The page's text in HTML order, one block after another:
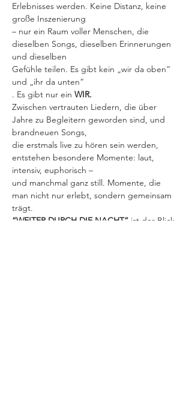
Erlebnisses werden. Keine Distanz, keine
große Inszenierung
– nur ein Raum voller Menschen, die
dieselben Songs, dieselben Erinnerungen
und dieselben
Gefühle teilen. Es gibt kein „wir da oben“
und „ihr da unten“
. Es gibt nur ein WIR.
Zwischen vertrauten Liedern, die über
Jahre zu Begleitern geworden sind, und
brandneuen Songs,
die erstmals live zu hören sein werden,
entstehen besondere Momente: laut,
intensiv, euphorisch –
und manchmal ganz still. Momente, die
man nicht nur erlebt, sondern gemeinsam
trägt.
“WEITER DURCH DIE NACHT” ist der Blick